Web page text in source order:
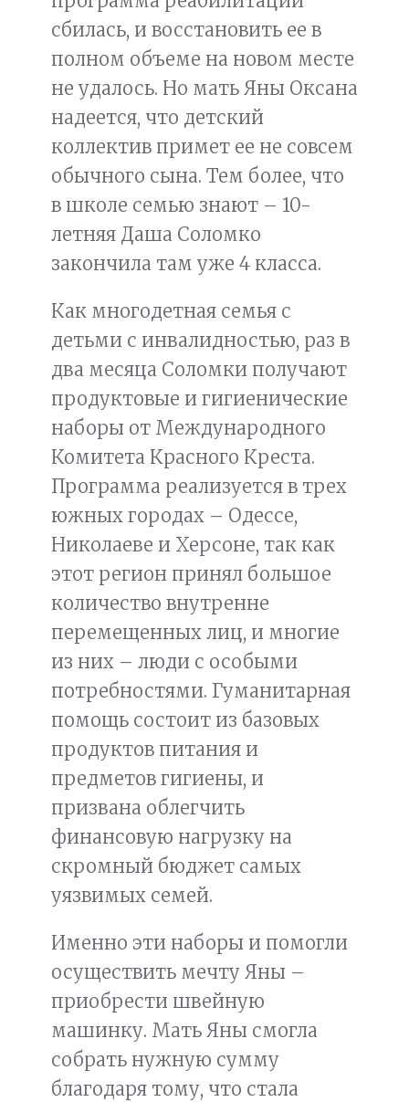
сбилась, и восстановить ее в
полном объеме на новом месте
не удалось. Но мать Яны Оксана
надеется, что детский
коллектив примет ее не совсем
обычного сына. Тем более, что
в школе семью знают – 10-
летняя Даша Соломко
закончила там уже 4 класса.
Как многодетная семья с
детьми с инвалидностью, раз в
два месяца Соломки получают
продуктовые и гигиенические
наборы от Международного
Комитета Красного Креста.
Программа реализуется в трех
южных городах – Одессе,
Николаеве и Херсоне, так как
этот регион принял большое
количество внутренне
перемещенных лиц, и многие
из них – люди с особыми
потребностями. Гуманитарная
помощь состоит из базовых
продуктов питания и
предметов гигиены, и
призвана облегчить
финансовую нагрузку на
скромный бюджет самых
уязвимых семей.
Именно эти наборы и помогли
осуществить мечту Яны –
приобрести швейную
машинку. Мать Яны смогла
собрать нужную сумму
благодаря тому, что стала